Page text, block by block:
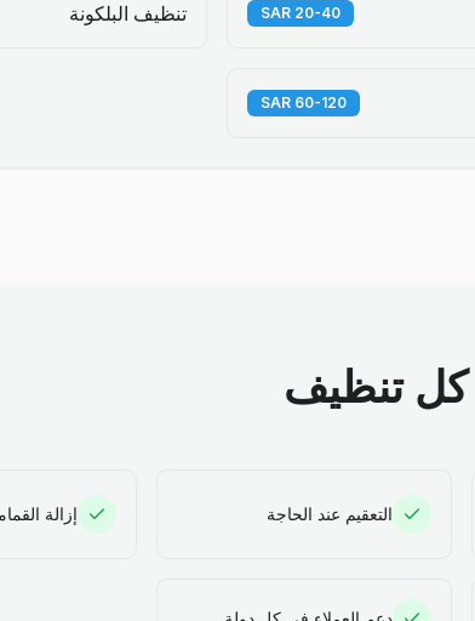
20-40 SAR تنظيف البلكونة
60-120 SAR
كل تنظيف
التعقيم عند الحاجة إزالة